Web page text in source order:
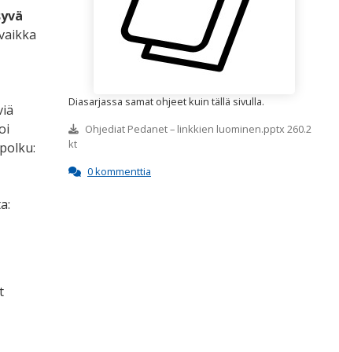
Diasarjassa samat ohjeet kuin tällä sivulla.
Ohjediat Pedanet – linkkien luominen.pptx 260.2
kt
0 kommenttia